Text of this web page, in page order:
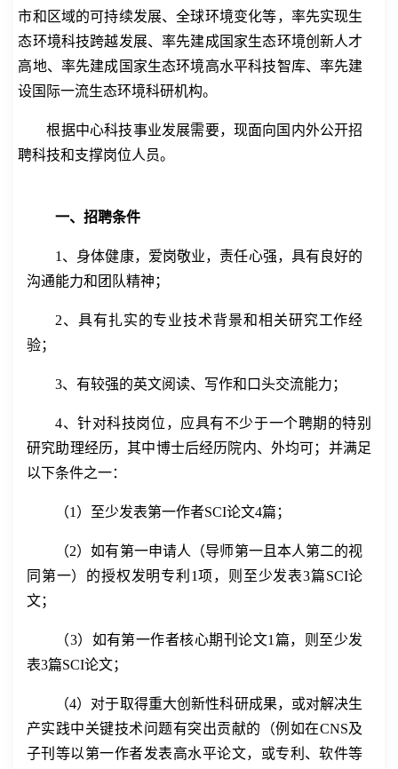
市和区域的可持续发展、全球环境变化等，率先实现生
态环境科技跨越发展、率先建成国家生态环境创新人才
高地、率先建成国家生态环境高水平科技智库、率先建
设国际一流生态环境科研机构。
根据中心科技事业发展需要，现面向国内外公开招
聘科技和支撑岗位人员。
一、招聘条件
1 、身体健康，爱岗敬业，责任心强，具有良好的
沟通能力和团队精神；
2、具有扎实的专业技术背景和相关研究工作经
验；
3、有较强的英文阅读、写作和口头交流能力；
4、针对科技岗位， 应具有不少于一个聘期的特别
研究助理经历，其中博士后经历院内、外均可；并满足
以下条件之一：
（1 ） 至少发表第一作者SCI论文4篇 ；
（2）如有第一申请人（导师第一且本人第二的视
同第一）的授权发明专利 1项，则至少发表3篇SCI论
文；
（3） 如有第一作者核心期刊论文1 篇，则至少发
表3篇SCI论文；
（4） 对于取得重大创新性科研成果，或对解决生
产实践中关键技术问题有突出贡献的（例如在CNS及
子刊等以第一作者发表高水平论文，或专利、软件等